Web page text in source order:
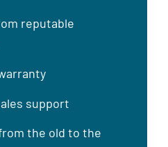
reputable
support
the old to the